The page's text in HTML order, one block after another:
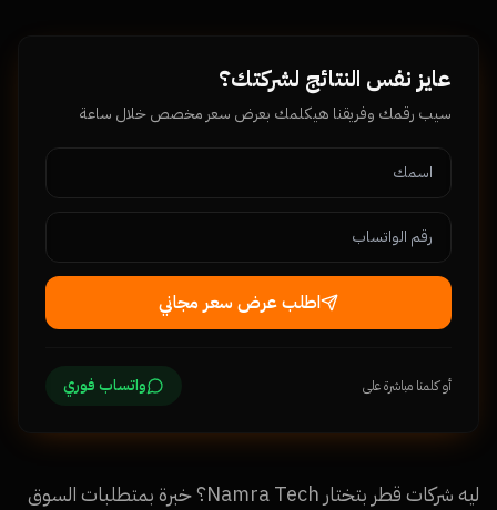
عايز نفس النتائج لشركتك؟
سيب رقمك وفريقنا هيكلمك بعرض سعر مخصص خلال ساعة
اطلب عرض سعر مجاني
أو كلمنا مباشرة على واتساب فوري
ليه شركات قطر بتختار Namra Tech؟ خبرة بمتطلبات السوق